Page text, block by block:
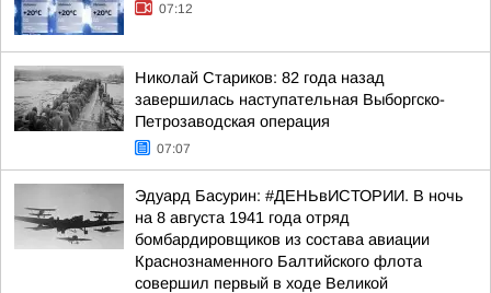
07:12
Николай Стариков: 82 года назад
завершилась наступательная Выборгско-
Петрозаводская операция
07:07
Эдуард Басурин: #ДЕНЬвИСТОРИИ. В ночь
на 8 августа 1941 года отряд
бомбардировщиков из состава авиации
Краснознаменного Балтийского флота
совершил первый в ходе Великой